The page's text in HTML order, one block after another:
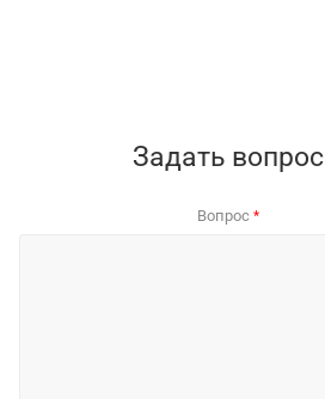
Задать вопрос
Вопрос *